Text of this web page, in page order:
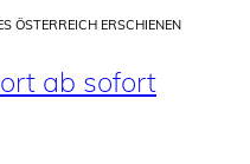
ÖSTERREICH ERSCHIENEN
ab sofort